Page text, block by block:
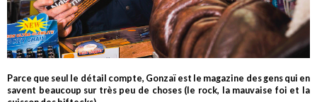
Parce que seul le détail compte, Gonzaï est le magazine des gens qui en
savent beaucoup sur très peu de choses (le rock, la mauvaise foi et la